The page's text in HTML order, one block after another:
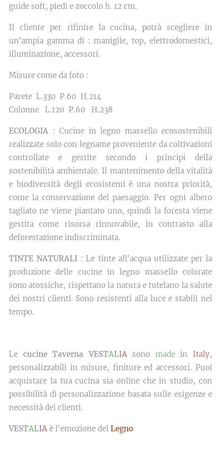
guide soft, piedi e zoccolo h. 12 cm.
Il cliente per rifinire la cucina, potrà scegliere in
un'ampia gamma di : maniglie, top, elettrodomestici,
illuminazione, accessori.
Misure come da foto :
Parete L.330 P.60 H.214
Colonne L.120 P.60 H.238
ECOLOGIA : Cucine in legno massello ecosostenibili
realizzate solo con legname proveniente da coltivazioni
controllate e gestite secondo i principi della
sostenibilità ambientale. Il mantenimento della vitalità
e biodiversità degli ecosistemi è una nostra priorità,
come la conservazione del paesaggio. Per ogni albero
tagliato ne viene piantato uno, quindi la foresta viene
gestita come risorsa rinnovabile, in contrasto alla
deforestazione indiscriminata.
TINTE NATURALI : Le tinte all'acqua utilizzate per la
produzione delle cucine in legno massello colorate
sono atossiche, rispettano la natura e tutelano la salute
dei nostri clienti. Sono resistenti alla luce e stabili nel
tempo.
Le cucine Taverna VESTALIA sono madein Italy,
personalizzabili in misure, finiture ed accessori. Puoi
acquistare la tua cucina sia online che in studio, con
possibilità di personalizzazione basata sulle esigenze e
necessità dei clienti.
VESTALIA è l'emozione del Legno